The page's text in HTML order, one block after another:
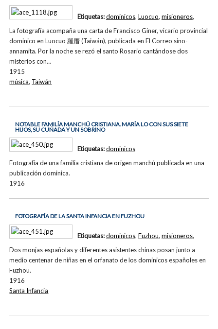
La fotografía acompaña una carta de Francisco Giner, vicario provincial
dominico en Luocuo 羅厝 (Taiwán), publicada en El Correo sino-
annamita. Por la noche se rezó el santo Rosario cantándose dos
misterios con…
1915
Etiquetas:dominicos, Luocuo, misioneros,
música, Taiwán
NOTABLE FAMILÍA MANCHÚ CRISTIANA. MARÍA LO CON SUS SIETE
HIJOS, SU CUÑADA Y UN SOBRINO
Fotografía de una familia cristiana de origen manchú publicada en una
publicación dominica.
1916
Etiquetas:dominicos
FOTOGRAFÍA DE LA SANTA INFANCIA EN FUZHOU
Dos monjas españolas y diferentes asistentes chinas posan junto a
medio centenar de niñas en el orfanato de los dominicos españoles en
Fuzhou.
1916
Etiquetas:dominicos, Fuzhou, misioneros,
Santa Infancia